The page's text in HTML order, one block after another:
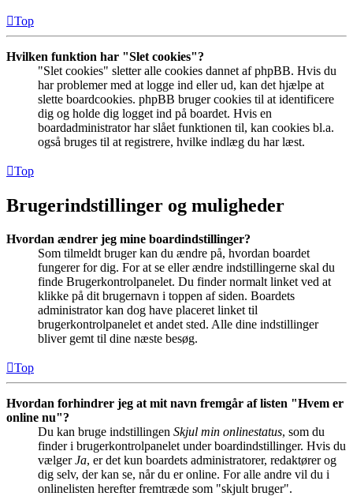
Top
Hvilken funktion har "Slet cookies"?
"Slet cookies" sletter alle cookies dannet af phpBB. Hvis du
har problemer med at logge ind eller ud, kan det hjælpe at
slette boardcookies. phpBB bruger cookies til at identificere
dig og holde dig logget ind på boardet. Hvis en
boardadministrator har slået funktionen til, kan cookies bl.a.
også bruges til at registrere, hvilke indlæg du har læst.
Top
Brugerindstillinger og muligheder
Hvordan ændrer jeg mine boardindstillinger?
Som tilmeldt bruger kan du ændre på, hvordan boardet
fungerer for dig. For at se eller ændre indstillingerne skal du
finde Brugerkontrolpanelet. Du finder normalt linket ved at
klikke på dit brugernavn i toppen af siden. Boardets
administrator kan dog have placeret linket til
brugerkontrolpanelet et andet sted. Alle dine indstillinger
bliver gemt til dine næste besøg.
Top
Hvordan forhindrer jeg at mit navn fremgår af listen "Hvem er
online nu"?
Du kan bruge indstillingen Skjul min onlinestatus, som du
finder i brugerkontrolpanelet under boardindstillinger. Hvis du
vælgerJa, er det kun boardets administratorer, redaktører og
dig selv, der kan se, når du er online. For alle andre vil du i
onlinelisten herefter fremtræde som "skjult bruger".